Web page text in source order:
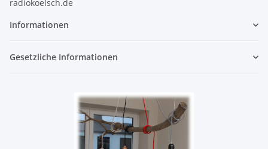
radiokoelsch.de
Informationen
Gesetzliche Informationen